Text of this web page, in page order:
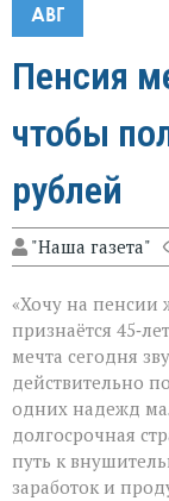
АВГ
Пенсия
чтобы
рублей
"Наша газета"
«Хочу на пенсии
признаётся
мечта сегодня
действительно
одних надежд
долгосрочная
путь к
заработок и